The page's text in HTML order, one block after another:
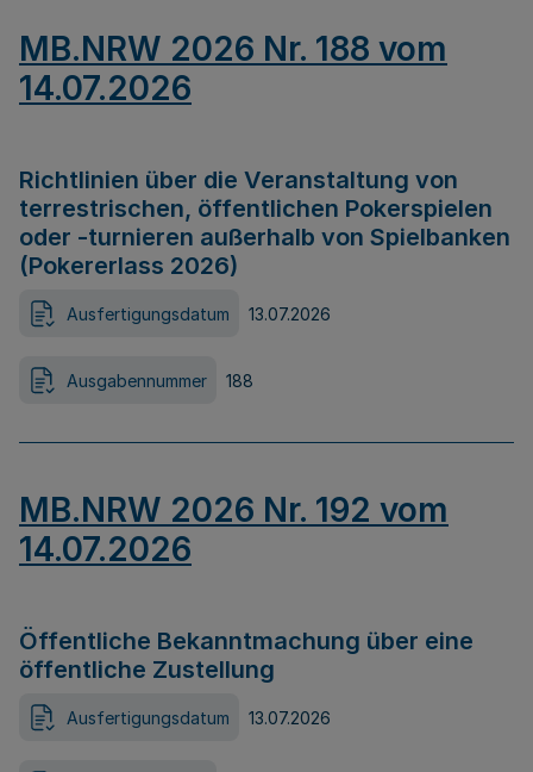
MB.NRW 2026 Nr. 188 vom
14.07.2026
Richtlinien über die Veranstaltung von
terrestrischen, öffentlichen Pokerspielen
oder -turnieren außerhalb von Spielbanken
(Pokererlass 2026)
Ausfertigungsdatum 13.07.2026
Ausgabennummer 188
MB.NRW 2026 Nr. 192 vom
14.07.2026
Öffentliche Bekanntmachung über eine
öffentliche Zustellung
Ausfertigungsdatum 13.07.2026